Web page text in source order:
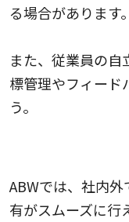
る場合があります。
また、従業員の自
標管理やフィード
う。
ABWでは、社内
有がスムーズに行